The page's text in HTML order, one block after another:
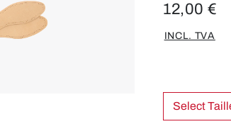
12,00 €
INCL. TVA